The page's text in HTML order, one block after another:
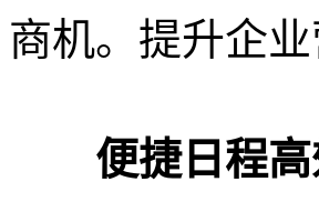
商机。提升企
便捷日程高